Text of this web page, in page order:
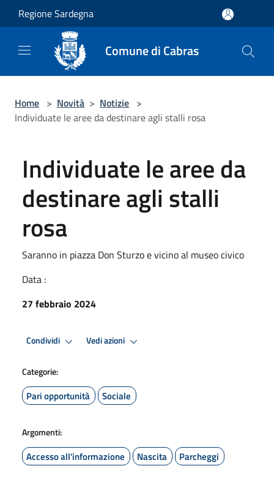
Salta al contenuto principale
Regione Sardegna
Comune di Cabras
Home > Novità > Notizie >
Individuate le aree da destinare agli stalli rosa
Individuate le aree da
destinare agli stalli
rosa
Saranno in piazza Don Sturzo e vicino al museo civico
Data :
27 febbraio 2024
Condividi Vedi azioni
Categorie:
Pari opportunità Sociale
Argomenti:
Accesso all'informazione Nascita Parcheggi